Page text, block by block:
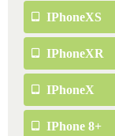
IPhoneXS
IPhoneXR
IPhoneX
IPhone 8+